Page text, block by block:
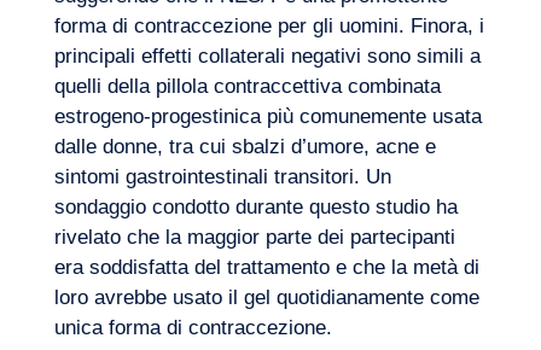
Volete salire a bordo?
forma di contraccezione per gli uomini. Finora, i
principali effetti collaterali negativi sono simili a
quelli della pillola contraccettiva combinata
estrogeno-progestinica più comunemente usata
dalle donne, tra cui sbalzi d’umore, acne e
sintomi gastrointestinali transitori. Un
sondaggio condotto durante questo studio ha
rivelato che la maggior parte dei partecipanti
era soddisfatta del trattamento e che la metà di
loro avrebbe usato il gel quotidianamente come
unica forma di contraccezione.